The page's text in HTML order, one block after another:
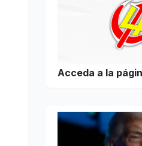
Acceda a la